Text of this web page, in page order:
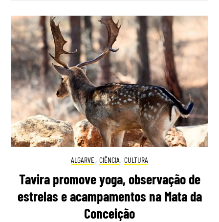
ALGARVE, CIÊNCIA, CULTURA
Tavira promove yoga, observação de
estrelas e acampamentos na Mata da
Conceição